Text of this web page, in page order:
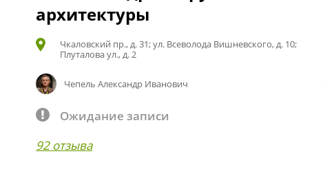
архитектуры
Чкаловский пр., д. 31; ул. Всеволода Вишневского, д. 10;
Плуталова ул., д. 2
Чепель Александр Иванович
Ожидание записи
92 отзыва